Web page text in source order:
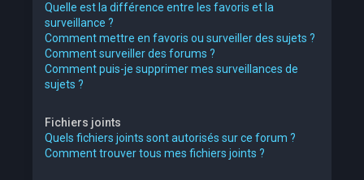
Quelle est la différence entre les favoris et la
surveillance ?
Comment mettre en favoris ou surveiller des sujets ?
Comment surveiller des forums ?
Comment puis-je supprimer mes surveillances de
sujets ?
Fichiers joints
Quels fichiers joints sont autorisés sur ce forum ?
Comment trouver tous mes fichiers joints ?